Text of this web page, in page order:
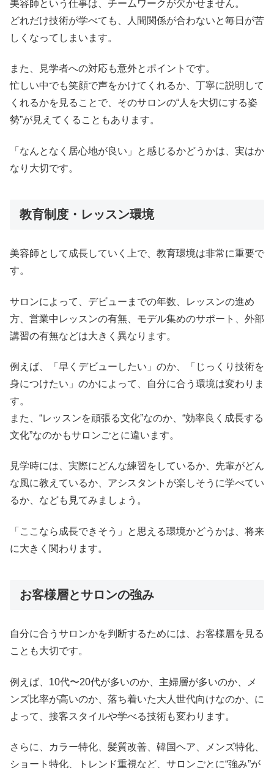
美容師という仕事は、チームワークが欠かせません。
どれだけ技術が学べても、人間関係が合わないと毎日が苦
しくなってしまいます。
また、見学者への対応も意外とポイントです。
忙しい中でも笑顔で声をかけてくれるか、丁寧に説明して
くれるかを見ることで、そのサロンの“人を大切にする姿
勢”が見えてくることもあります。
「なんとなく居心地が良い」と感じるかどうかは、実はか
なり大切です。
教育制度・レッスン環境
美容師として成長していく上で、教育環境は非常に重要で
す。
サロンによって、デビューまでの年数、レッスンの進め
方、営業中レッスンの有無、モデル集めのサポート、外部
講習の有無などは大きく異なります。
例えば、「早くデビューしたい」のか、「じっくり技術を
身につけたい」のかによって、自分に合う環境は変わりま
す。
また、“レッスンを頑張る文化”なのか、“効率良く成長する
文化”なのかもサロンごとに違います。
見学時には、実際にどんな練習をしているか、先輩がどん
な風に教えているか、アシスタントが楽しそうに学べてい
るか、なども見てみましょう。
「ここなら成長できそう」と思える環境かどうかは、将来
に大きく関わります。
お客様層とサロンの強み
自分に合うサロンかを判断するためには、お客様層を見る
ことも大切です。
例えば、10代〜20代が多いのか、主婦層が多いのか、メ
ンズ比率が高いのか、落ち着いた大人世代向けなのか、に
よって、接客スタイルや学べる技術も変わります。
さらに、カラー特化、髪質改善、韓国ヘア、メンズ特化、
ショート特化、トレンド重視など、サロンごとに“強み”が